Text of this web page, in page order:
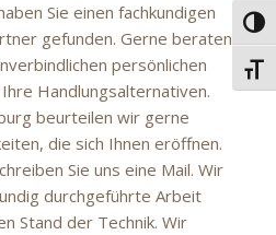
Sie einen fachkundigen
gefunden. Gerne beraten
persönlichen
Handlungsalternativen.
beurteilen wir gerne
die sich Ihnen eröffnen.
Sie uns eine Mail. Wir
durchgeführte Arbeit
Stand der Technik. Wir